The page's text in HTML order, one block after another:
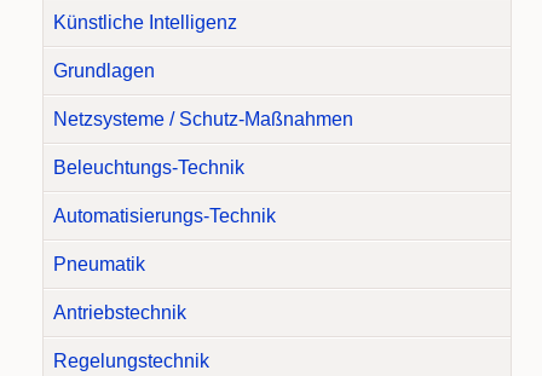
Künstliche Intelligenz
Grundlagen
Netzsysteme / Schutz-Maßnahmen
Beleuchtungs-Technik
Automatisierungs-Technik
Pneumatik
Antriebstechnik
Regelungstechnik